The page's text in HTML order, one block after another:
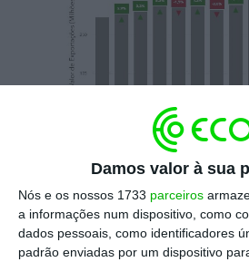
Damos valor à sua
Nós e os nossos 1733 parceiros
a informações num dispositivo, como
dados pessoais, como identificadores
padrão enviadas por um dispositivo
O presidente da Associação
Indústria dos Recursos
estima ao ECO que o setor